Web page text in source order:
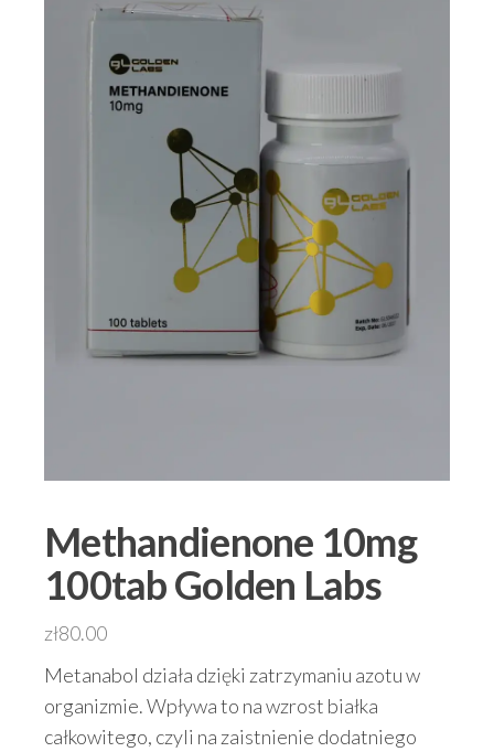
Methandienone 10mg
100tab Golden Labs
zł80.00
Metanabol działa dzięki zatrzymaniu azotu w
organizmie. Wpływa to na wzrost białka
całkowitego, czyli na zaistnienie dodatniego